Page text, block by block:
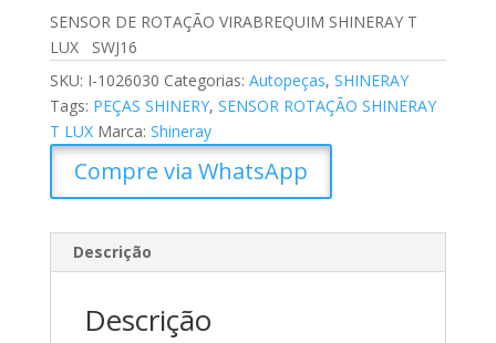
SENSOR DE ROTAÇÃO VIRABREQUIM SHINERAY T
LUX SWJ16
SKU: I-1026030 Categorias: Autopeças, SHINERAY
Tags: PEÇAS SHINERY, SENSOR ROTAÇÃO SHINERAY
T LUX Marca: Shineray
Compre via WhatsApp
Descrição
Descrição